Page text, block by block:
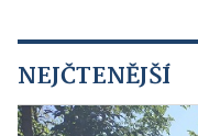
NEJČTENĚJŠÍ